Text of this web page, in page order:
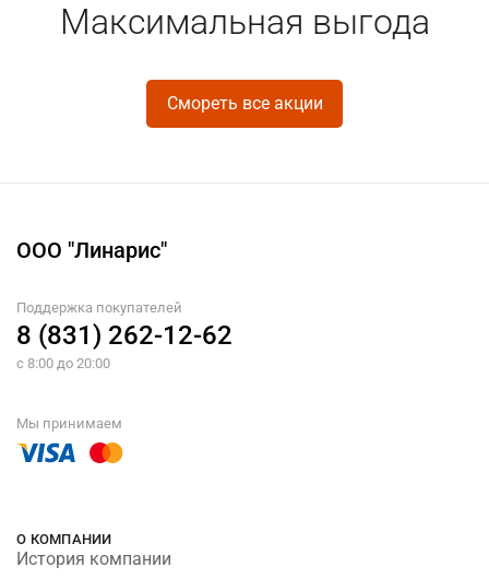
Максимальная выгода
Смореть все акции
ООО "Линарис"
Поддержка покупателей
8 (831) 262-12-62
с 8:00 до 20:00
Мы принимаем
О КОМПАНИИ
История компании